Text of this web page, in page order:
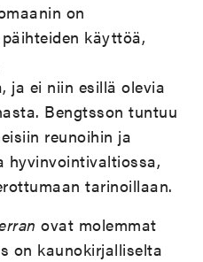
on
käyttöä,
ja ei niin esillä olevia
Bengtsson tuntuu
reunoihin ja
hyvinvointivaltiossa,
tarinoillaan.
ovat molemmat
on kaunokirjalliselta